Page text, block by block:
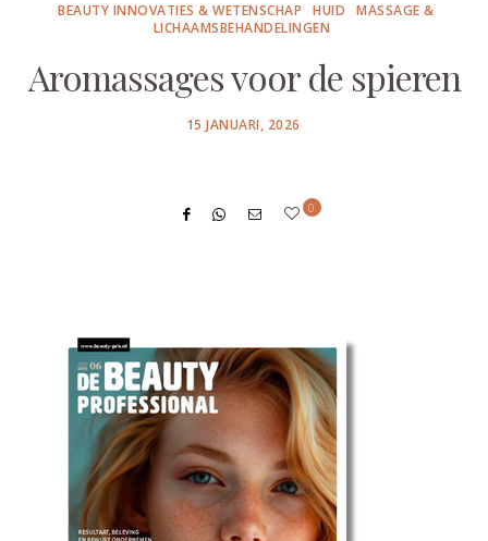
BEAUTY INNOVATIES & WETENSCHAP HUID
MASSAGE &
LICHAAMSBEHANDELINGEN
Aromassages voor de spieren
POSTED
15 JANUARI, 2026
0